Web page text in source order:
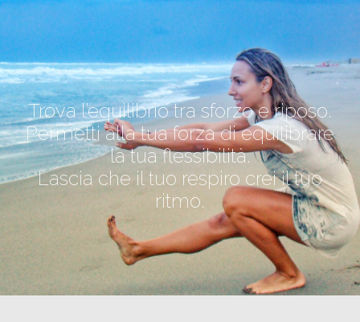
Trova l’equilibrio tra sforzo e riposo.
Permetti alla tua forza di equilibrare
la tua flessibilità.
Lascia che il tuo respiro crei il tuo
ritmo.